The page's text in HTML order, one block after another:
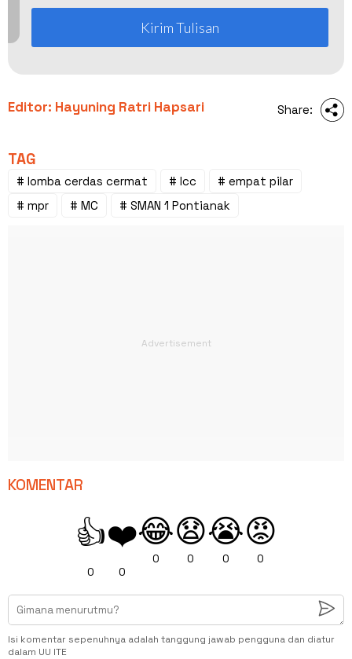
Kirim Tulisan
Editor: Hayuning Ratri Hapsari Share:
TAG
# lomba cerdas cermat # lcc
# empat pilar
# mpr
# MC # SMAN 1 Pontianak
KOMENTAR
👍
0
❤️
0
😂
0
😧
0
😭
0
😡
0
Isi komentar sepenuhnya adalah tanggung jawab pengguna dan diatur
dalam UU ITE